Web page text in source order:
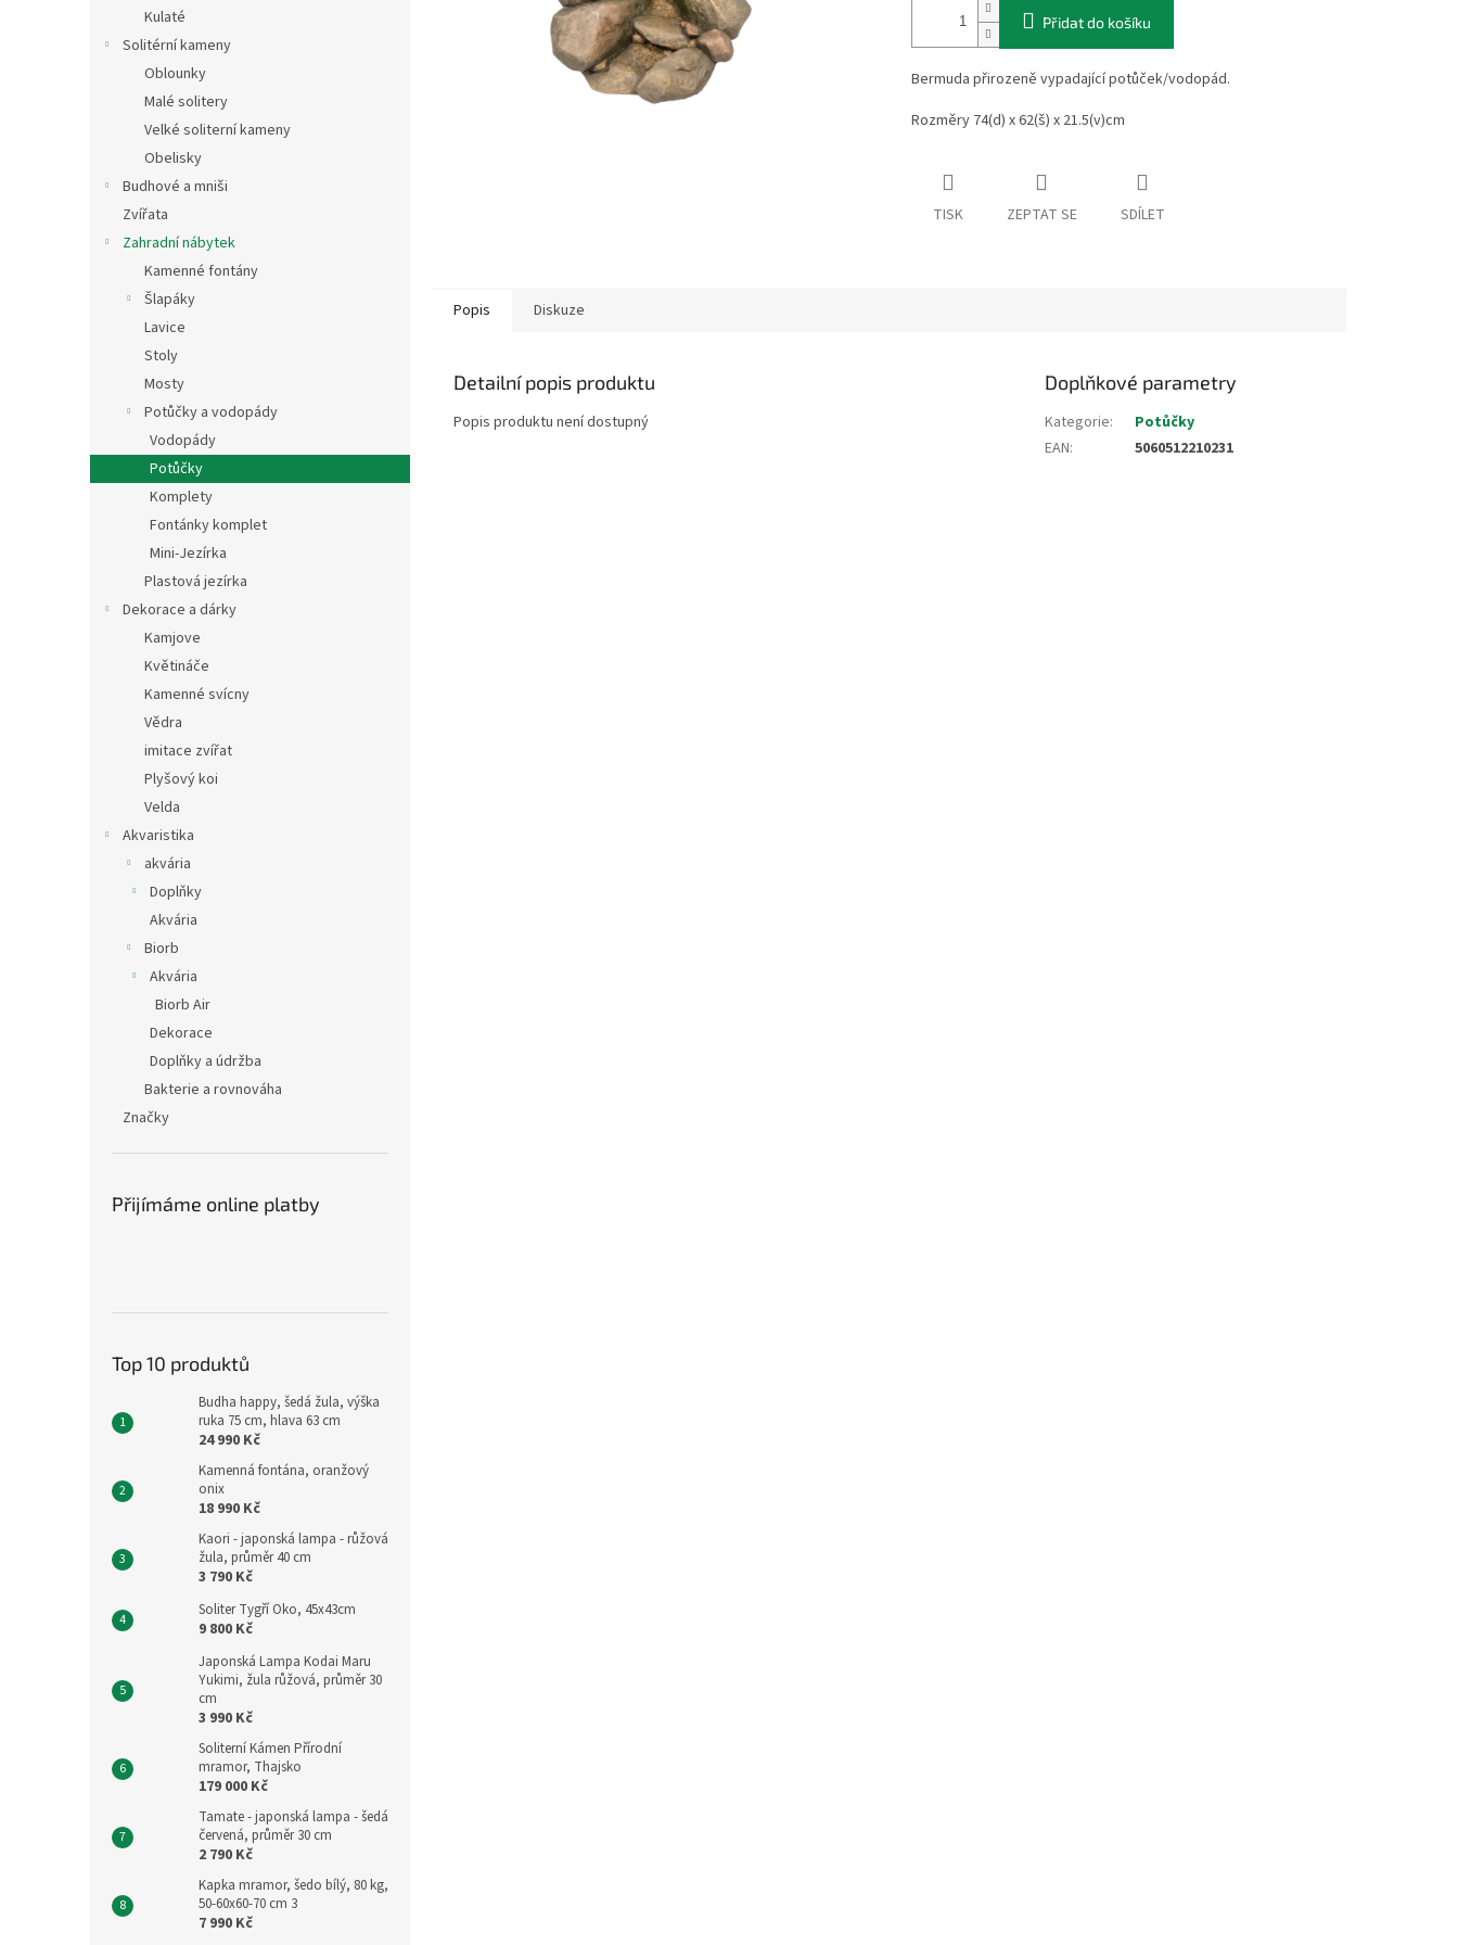
Kulaté
Solitérní kameny
Oblounky
Malé solitery
Velké soliterní kameny
Obelisky
Budhové a mniši
Zvířata
Zahradní nábytek
Kamenné fontány
Šlapáky
Lavice
Stoly
Mosty
Potůčky a vodopády
Vodopády
Potůčky
Komplety
Fontánky komplet
Mini-Jezírka
Plastová jezírka
Dekorace a dárky
Kamjove
Květináče
Kamenné svícny
Vědra
imitace zvířat
Plyšový koi
Velda
Akvaristika
akvária
Doplňky
Akvária
Biorb
Akvária
Biorb Air
Dekorace
Doplňky a údržba
Bakterie a rovnováha
Značky
Přijímáme online platby
Top 10 produktů
Budha happy, šedá žula, výška
ruka 75 cm, hlava 63 cm
24 990 Kč
Kamenná fontána, oranžový
onix
18 990 Kč
Kaori - japonská lampa - růžová
žula, průměr 40 cm
3 790 Kč
Soliter Tygří Oko, 45x43cm
9 800 Kč
Japonská Lampa Kodai Maru
Yukimi, žula růžová, průměr 30
cm
3 990 Kč
Soliterní Kámen Přírodní
mramor, Thajsko
179 000 Kč
Tamate - japonská lampa - šedá
červená, průměr 30 cm
2 790 Kč
Kapka mramor, šedo bílý, 80 kg,
50-60x60-70 cm 3
7 990 Kč
Přidat do košíku
Bermuda přirozeně vypadající potůček/vodopád.
Rozměry 74(d) x 62(š) x 21.5(v)cm
TISK ZEPTAT SE SDÍLET
Popis Diskuze
Detailní popis produktu
Popis produktu není dostupný
Doplňkové parametry
Kategorie:
Potůčky
EAN: 5060512210231